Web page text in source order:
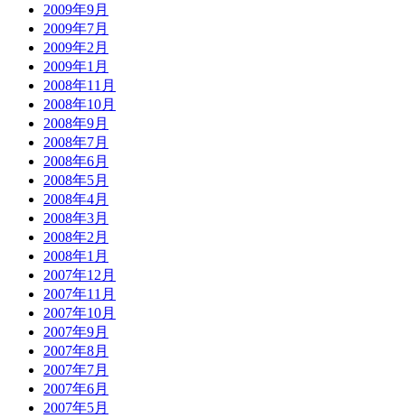
2009年9月
2009年7月
2009年2月
2009年1月
2008年11月
2008年10月
2008年9月
2008年7月
2008年6月
2008年5月
2008年4月
2008年3月
2008年2月
2008年1月
2007年12月
2007年11月
2007年10月
2007年9月
2007年8月
2007年7月
2007年6月
2007年5月